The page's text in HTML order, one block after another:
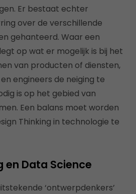
Er bestaat echter
over de verschillende
gehanteerd. Waar een
op wat er mogelijk is bij het
van producten of diensten,
engineers de neiging te
is op het gebied van
Een balans moet worden
Thinking in technologie te
en Data Science
‘ontwerpdenkers’